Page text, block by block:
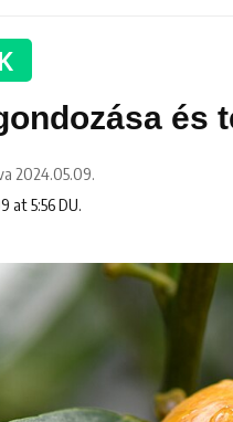
és
at 5:56 DU.
2024.05.09.